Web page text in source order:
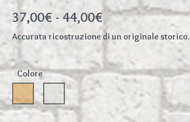
37,00€ - 44,00€ Fascia
di
da
37,00€
Accurata ricostruzione di un originale storico.
Colore